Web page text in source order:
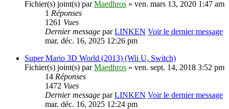
Fichier(s) joint(s) parMaedhros » ven. mars 13, 2020 1:47 am
1 Réponses
1261 Vues
Dernier message parLINKEN Voir le dernier message
mar. déc. 16, 2025 12:26 pm
Super Mario 3D World (2013) (Wii U, Switch)
Fichier(s) joint(s) parMaedhros » ven. sept. 14, 2018 3:52 pm
14 Réponses
1472 Vues
Dernier message parLINKEN Voir le dernier message
mar. déc. 16, 2025 12:24 pm